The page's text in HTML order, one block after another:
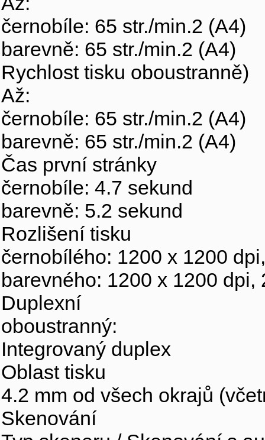
černobíle: 65 str./min.2 (A4)
barevně: 65 str./min.2 (A4)
Rychlost tisku oboustranně)
Až:
černobíle: 65 str./min.2 (A4)
barevně: 65 str./min.2 (A4)
Čas první stránky
černobíle: 4.7 sekund
barevně: 5.2 sekund
Rozlišení tisku
černobílého: 1200 x 1200
barevného: 1200 x 1200 dpi,
Duplexní
oboustranný:
Integrovaný duplex
Oblast tisku
4.2 mm od všech okrajů
Skenování